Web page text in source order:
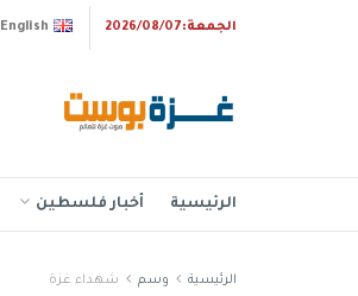
الجمعة:2026/08/07 English
الرئيسية أخبار فلسطين
الرئيسية وسم شهداء غزة